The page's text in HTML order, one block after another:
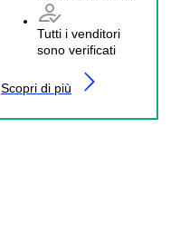
Tutti i venditori
sono verificati
Scopri di più